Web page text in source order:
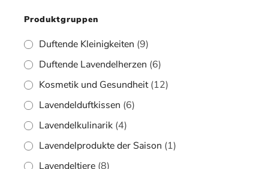
Produktgruppen
Duftende Kleinigkeiten (9)
Duftende Lavendelherzen (6)
Kosmetik und Gesundheit (12)
Lavendelduftkissen (6)
Lavendelkulinarik (4)
Lavendelprodukte der Saison (1)
Lavendeltiere (8)